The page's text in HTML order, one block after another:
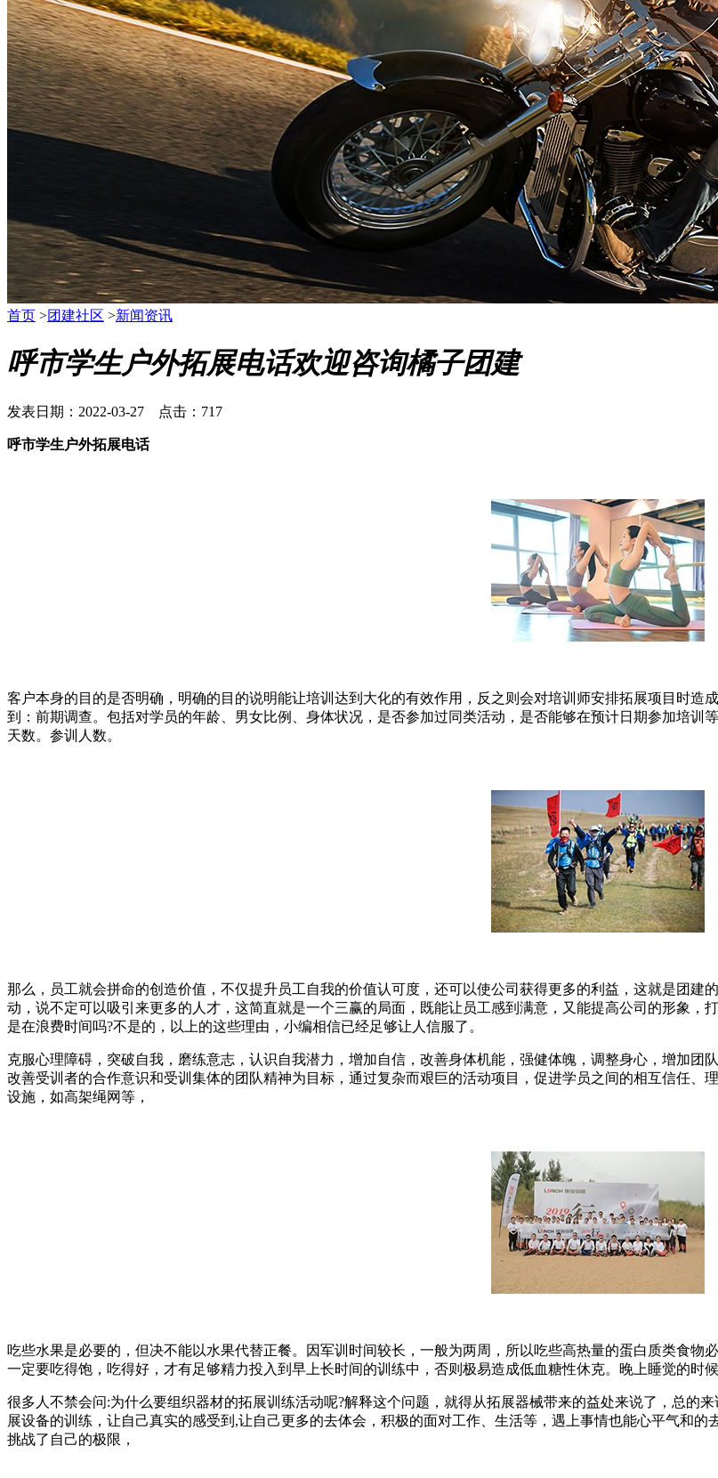
首页 >团建社区 >新闻资讯
呼市学生户外拓展电话欢迎咨询橘子团建
发表日期：2022-03-27 点击：717
呼市学生户外拓展电话
客户本身的目的是否明确，明确的目的说明能让培训达到大化的有效作用，反之则会对培训师安排拓展项目时
到：前期调查。包括对学员的年龄、男女比例、身体状况，是否参加过同类活动，是否能够在预计日期参加培训
天数。参训人数。
那么，员工就会拼命的创造价值，不仅提升员工自我的价值认可度，还可以使公司获得更多的利益，这就是团
动，说不定可以吸引来更多的人才，这简直就是一个三赢的局面，既能让员工感到满意，又能提高公司的形象
是在浪费时间吗?不是的，以上的这些理由，小编相信已经足够让人信服了。
克服心理障碍，突破自我，磨练意志，认识自我潜力，增加自信，改善身体机能，强健体魄，调整身心，增加
改善受训者的合作意识和受训集体的团队精神为目标，通过复杂而艰巨的活动项目，促进学员之间的相互信任
设施，如高架绳网等，
吃些水果是必要的，但决不能以水果代替正餐。因军训时间较长，一般为两周，所以吃些高热量的蛋白质类食
一定要吃得饱，吃得好，才有足够精力投入到早上长时间的训练中，否则极易造成低血糖性休克。晚上睡觉的时
很多人不禁会问:为什么要组织器材的拓展训练活动呢?解释这个问题，就得从拓展器械带来的益处来说了，总的
展设备的训练，让自己真实的感受到,让自己更多的去体会，积极的面对工作、生活等，遇上事情也能心平气和
挑战了自己的极限，